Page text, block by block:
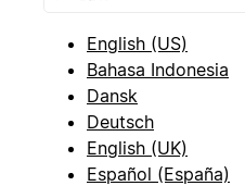
English (US)
Bahasa Indonesia
Dansk
Deutsch
English (UK)
Español (España)